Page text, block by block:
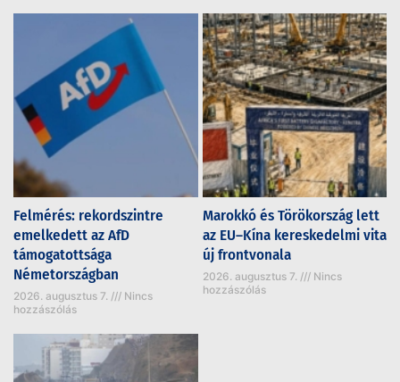
Felmérés: rekordszintre
emelkedett az AfD
támogatottsága
Németországban
2026. augusztus 7.
Nincs
hozzászólás
Marokkó és Törökország lett
az EU–Kína kereskedelmi vita
új frontvonala
2026. augusztus 7.
Nincs
hozzászólás